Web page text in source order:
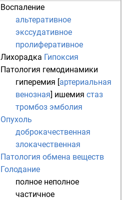
Воспаление
альтеративное
экссудативное
пролиферативное
Лихорадка Гипоксия
Патология гемодинамики
гиперемия [артериальная
венозная] ишемия стаз
тромбоз эмболия
Опухоль
доброкачественная
злокачественная
Патология обмена веществ
Голодание
полное неполное
частичное